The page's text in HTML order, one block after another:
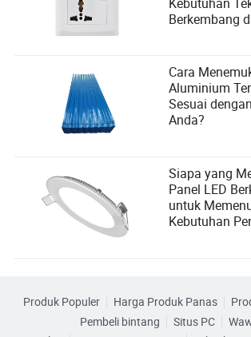
Berkembang
Cara
Aluminium
Sesuai
Anda?
Siapa yang
Panel LED
untuk
Kebutuhan
Produk Populer Harga Produk Panas
Pembeli bintang
Situs PC